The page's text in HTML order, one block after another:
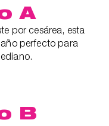
A
por cesárea, esta
perfecto para
B